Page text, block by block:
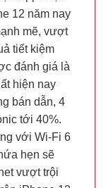
12 năm nay
mẽ, vượt
tiết kiệm
đánh giá là
hiện nay
bán dẫn, 4
tới 40%.
với Wi-Fi 6
hẹn sẽ
vượt trội